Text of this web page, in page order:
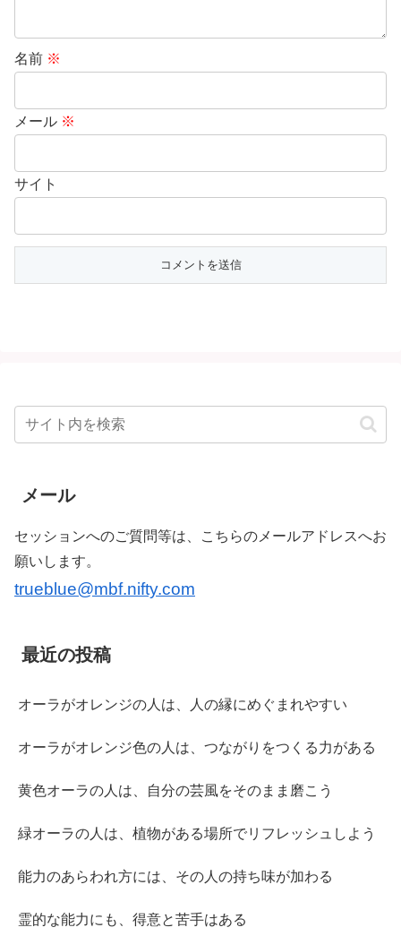
名前 ※
メール ※
サイト
メール
セッションへのご質問等は、こちらのメールアドレスへお
願いします。
trueblue@mbf.nifty.com
最近の投稿
オーラがオレンジの人は、人の縁にめぐまれやすい
オーラがオレンジ色の人は、つながりをつくる力がある
黄色オーラの人は、自分の芸風をそのまま磨こう
緑オーラの人は、植物がある場所でリフレッシュしよう
能力のあらわれ方には、その人の持ち味が加わる
霊的な能力にも、得意と苦手はある